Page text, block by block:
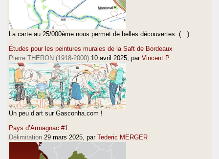
La carte au 25/000ème nous permet de belles découvertes. (…)
Études pour les peintures murales de la Saft de Bordeaux
Pierre THERON (1918-2000) 10 avril 2025 , par Vincent P.
Un peu d’art sur Gasconha.com !
Pays d’Armagnac #1
Délimitation 29 mars 2025 , par Tederic MERGER